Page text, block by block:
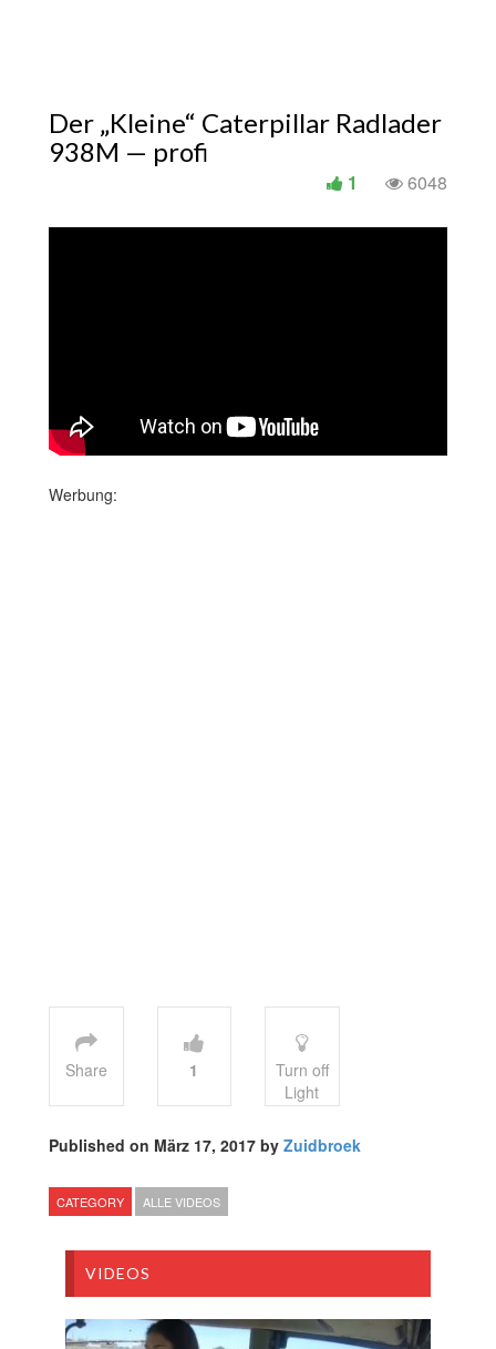
Der „Kleine“ Caterpillar Radlader
938M — profi
6048
1
Werbung:
Share 1
Turn off
Light
Published on März 17, 2017 by Zuidbroek
CATEGORY ALLE VIDEOS
VIDEOS